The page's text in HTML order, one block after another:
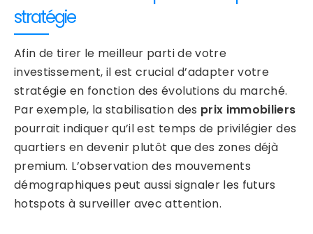
stratégie
Afin de tirer le meilleur parti de votre
investissement, il est crucial d’adapter votre
stratégie en fonction des évolutions du marché.
Par exemple, la stabilisation des prix immobiliers
pourrait indiquer qu’il est temps de privilégier des
quartiers en devenir plutôt que des zones déjà
premium. L’observation des mouvements
démographiques peut aussi signaler les futurs
hotspots à surveiller avec attention.